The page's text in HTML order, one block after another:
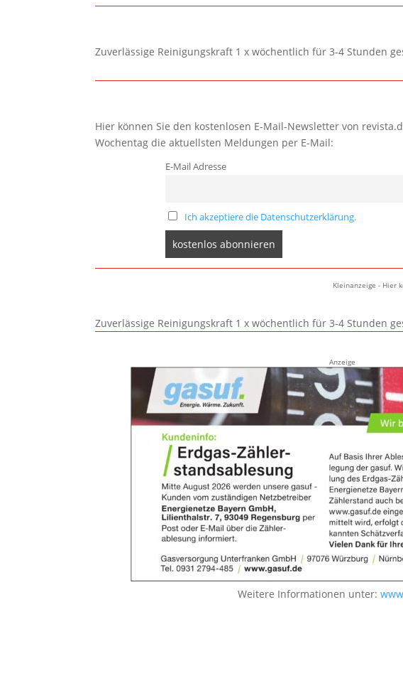
Zuverlässige Reinigungskraft 1 x wöchentlich für 3-4 Stunden
Hier können Sie den kostenlosen E-Mail-Newsletter von
Wochentag die aktuellsten Meldungen per E-Mail:
E-Mail Adresse
Ich akzeptiere die Datenschutzerklärung.
Kleinanzeige - Hier
Zuverlässige Reinigungskraft 1 x wöchentlich für 3-4 Stunden
Anzeige
Weitere Informationen unter: